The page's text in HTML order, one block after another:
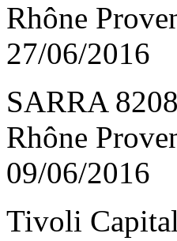
Rhône
27/06/2016
SARRA
Rhône
09/06/2016
Tivoli